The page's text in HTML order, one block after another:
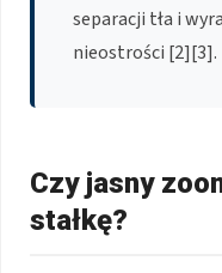
separacji tła i
nieostrości [2][3].
Czy jasny
stałkę?